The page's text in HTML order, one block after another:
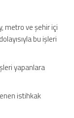
metro ve şehir içi
bu işleri
yapanlara
istihkak